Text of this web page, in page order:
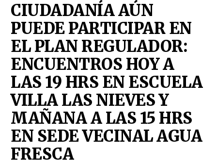
CIUDADANÍA AÚN
PUEDE PARTICIPAR EN
EL PLAN REGULADOR:
ENCUENTROS HOY A
LAS 19 HRS EN ESCUELA
VILLA LAS NIEVES Y
MAÑANA A LAS 15 HRS
EN SEDE VECINAL AGUA
FRESCA